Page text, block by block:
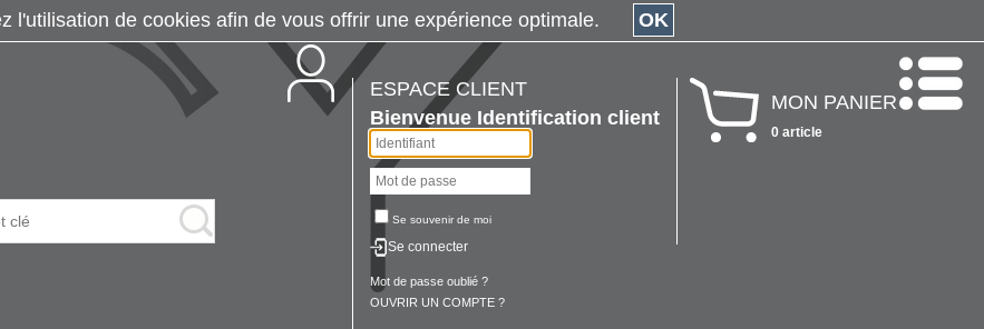
ESPACE CLIENT
Bienvenue Identification client
Se souvenir de moi
Se connecter
Mot de passe oublié ?
OUVRIR UN COMPTE ?
MON PANIER
0 article
l'utilisation de cookies afin de vous offrir une expérience optimale. OK